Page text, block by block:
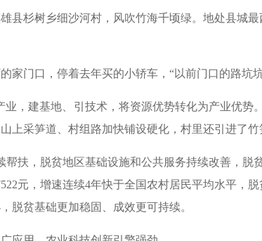
县杉树乡细沙河村，风吹竹海千顷绿。地处县城
家门口，停着去年买的小轿车，“以前门口的路坑
业，建基地、引技术，将资源优势转化为产业优势
上采笋道、村组路加快铺设硬化，村里还引进了
帮扶，脱贫地区基础设施和公共服务持续改善，脱
元，增速连续4年快于全国农村居民平均水平，
脱贫基础更加稳固、成效更可持续。